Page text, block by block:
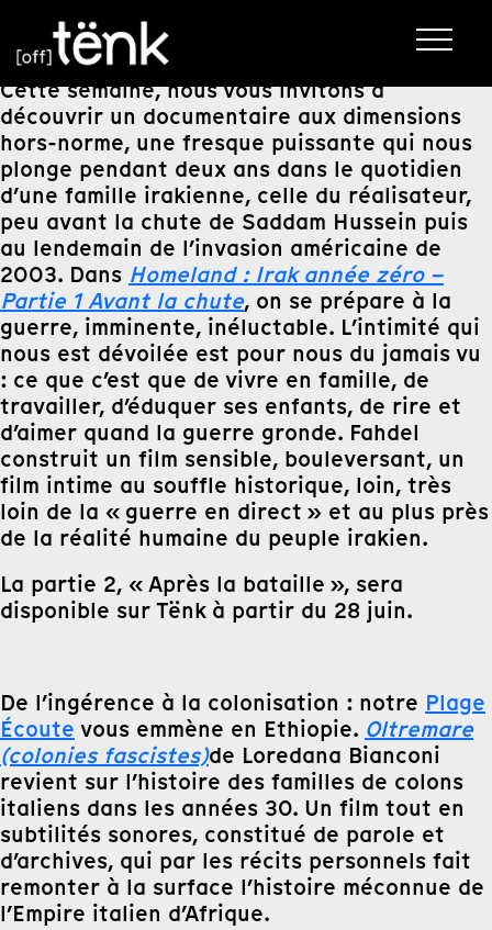
Cette semaine, nous vous invitons à
découvrir un documentaire aux dimensions
hors-norme, une fresque puissante qui nous
plonge pendant deux ans dans le quotidien
d’une famille irakienne, celle du réalisateur,
peu avant la chute de Saddam Hussein puis
au lendemain de l’invasion américaine de
2003. Dans Homeland : Irak année zéro –
Partie 1 Avant la chute, on se prépare à la
guerre, imminente, inéluctable. L’intimité qui
nous est dévoilée est pour nous du jamais vu
: ce que c’est que de vivre en famille, de
travailler, d’éduquer ses enfants, de rire et
d’aimer quand la guerre gronde. Fahdel
construit un film sensible, bouleversant, un
film intime au souffle historique, loin, très
loin de la « guerre en direct » et au plus près
de la réalité humaine du peuple irakien.
La partie 2, « Après la bataille », sera
disponible sur Tënk à partir du 28 juin.
De l’ingérence à la colonisation : notre Plage
Écoute vous emmène en Ethiopie. Oltremare
(colonies fascistes)de Loredana Bianconi
revient sur l’histoire des familles de colons
italiens dans les années 30. Un film tout en
subtilités sonores, constitué de parole et
d’archives, qui par les récits personnels fait
remonter à la surface l’histoire méconnue de
l’Empire italien d’Afrique.